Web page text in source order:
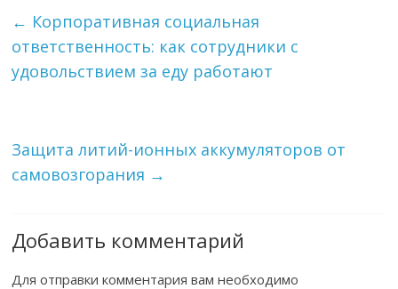
← Корпоративная социальная
ответственность: как сотрудники с
удовольствием за еду работают
Защита литий-ионных аккумуляторов от
самовозгорания →
Добавить комментарий
Для отправки комментария вам необходимо